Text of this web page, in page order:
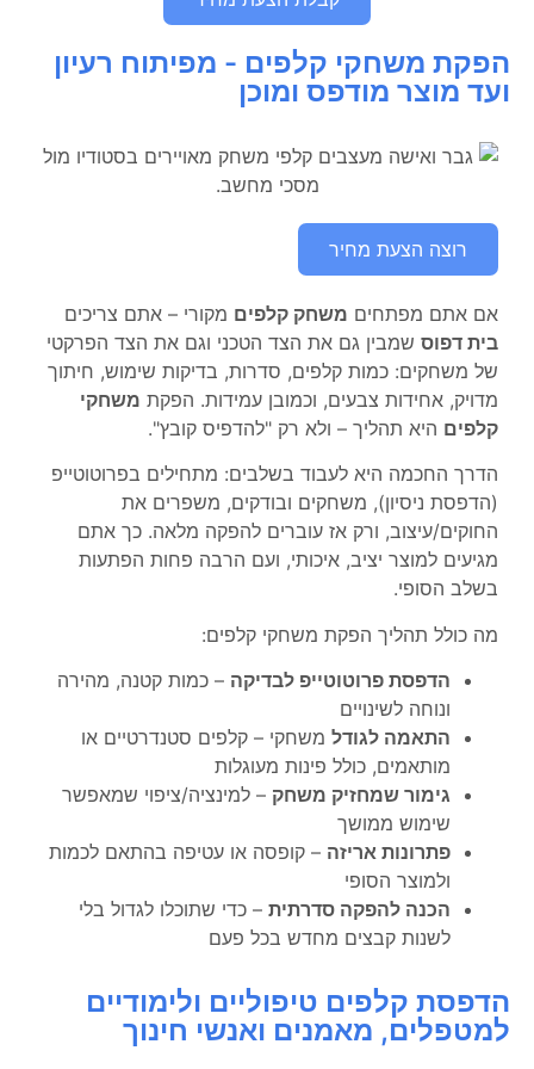
ישראל ואינם תלויים בנו. מומלץ לעיין ב
תקנון שירות
באתר דואר ישראל לצפייה מלאה
במדיניות המשלוחים, הזמנים וההגבלות החלות על
הפקת משחקי קלפים - מפיתוח רעיון
ועד מוצר מודפס ומוכן
רוצה הצעת מחיר
אם אתם מפתחיםמשחק קלפיםמקורי – אתם צריכים
בית דפוסשמבין גם את הצד הטכני וגם את הצד הפרקטי
של משחקים: כמות קלפים, סדרות, בדיקות שימוש, חיתוך
מדויק, אחידות צבעים, וכמובן עמידות. הפקתמשחקי
קלפיםהיא תהליך – ולא רק "להדפיס קובץ".
הדרך החכמה היא לעבוד בשלבים: מתחילים בפרוטוטייפ
(הדפסת ניסיון), משחקים ובודקים, משפרים את
החוקים/עיצוב, ורק אז עוברים להפקה מלאה. כך אתם
מגיעים למוצר יציב, איכותי, ועם הרבה פחות הפתעות
בשלב הסופי.
מה כולל תהליך הפקת משחקי קלפים:
הדפסת פרוטוטייפ לבדיקה– כמות קטנה, מהירה
ונוחה לשינויים
התאמה לגודלמשחקי – קלפים סטנדרטיים או
מותאמים, כולל פינות מעוגלות
גימור שמחזיק משחק– למינציה/ציפוי שמאפשר
שימוש ממושך
פתרונות אריזה– קופסה או עטיפה בהתאם לכמות
ולמוצר הסופי
הכנה להפקה סדרתית– כדי שתוכלו לגדול בלי
לשנות קבצים מחדש בכל פעם
הדפסת קלפים טיפוליים ולימודיים
למטפלים, מאמנים ואנשי חינוך